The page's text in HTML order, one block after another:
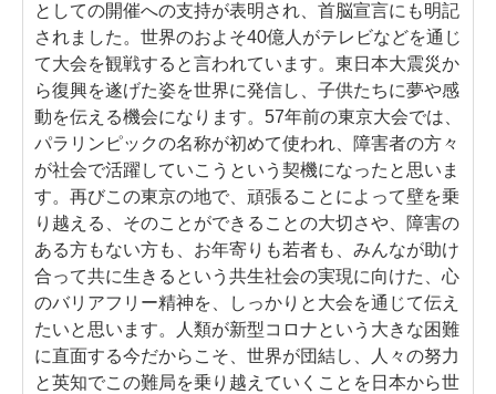
としての開催への支持が表明され、首脳宣言にも明記
されました。世界のおよそ40億人がテレビなどを通じ
て大会を観戦すると言われています。東日本大震災か
ら復興を遂げた姿を世界に発信し、子供たちに夢や感
動を伝える機会になります。57年前の東京大会では、
パラリンピックの名称が初めて使われ、障害者の方々
が社会で活躍していこうという契機になったと思いま
す。再びこの東京の地で、頑張ることによって壁を乗
り越える、そのことができることの大切さや、障害の
ある方もない方も、お年寄りも若者も、みんなが助け
合って共に生きるという共生社会の実現に向けた、心
のバリアフリー精神を、しっかりと大会を通じて伝え
たいと思います。人類が新型コロナという大きな困難
に直面する今だからこそ、世界が団結し、人々の努力
と英知でこの難局を乗り越えていくことを日本から世